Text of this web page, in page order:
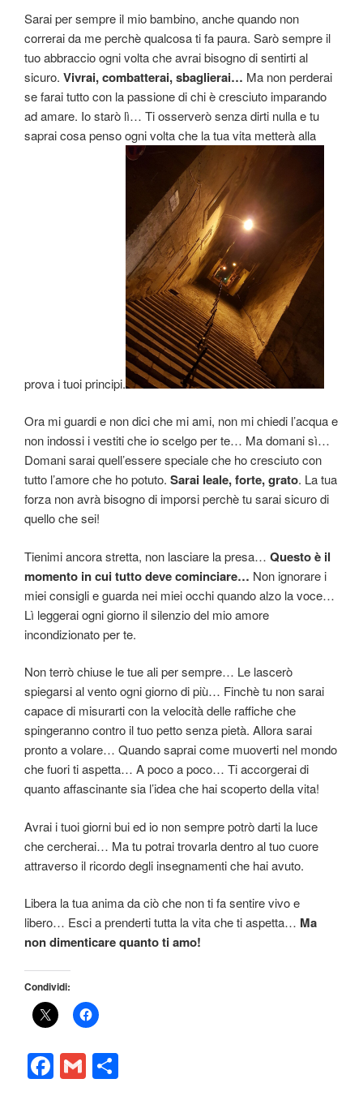
Sarai per sempre il mio bambino, anche quando non
correrai da me perchè qualcosa ti fa paura. Sarò sempre il
tuo abbraccio ogni volta che avrai bisogno di sentirti al
sicuro. Vivrai, combatterai, sbaglierai… Ma non perderai
se farai tutto con la passione di chi è cresciuto imparando
ad amare. Io starò lì… Ti osserverò senza dirti nulla e tu
saprai cosa penso ogni volta che la tua vita metterà alla
prova i tuoi principi.
Ora mi guardi e non dici che mi ami, non mi chiedi l’acqua e
non indossi i vestiti che io scelgo per te… Ma domani sì…
Domani sarai quell’essere speciale che ho cresciuto con
tutto l’amore che ho potuto. Sarai leale, forte, grato. La tua
forza non avrà bisogno di imporsi perchè tu sarai sicuro di
quello che sei!
Tienimi ancora stretta, non lasciare la presa… Questo è il
momento in cui tutto deve cominciare… Non ignorare i
miei consigli e guarda nei miei occhi quando alzo la voce…
Lì leggerai ogni giorno il silenzio del mio amore
incondizionato per te.
Non terrò chiuse le tue ali per sempre… Le lascerò
spiegarsi al vento ogni giorno di più… Finchè tu non sarai
capace di misurarti con la velocità delle raffiche che
spingeranno contro il tuo petto senza pietà. Allora sarai
pronto a volare… Quando saprai come muoverti nel mondo
che fuori ti aspetta… A poco a poco… Ti accorgerai di
quanto affascinante sia l’idea che hai scoperto della vita!
Avrai i tuoi giorni bui ed io non sempre potrò darti la luce
che cercherai… Ma tu potrai trovarla dentro al tuo cuore
attraverso il ricordo degli insegnamenti che hai avuto.
Libera la tua anima da ciò che non ti fa sentire vivo e
libero… Esci a prenderti tutta la vita che ti aspetta… Ma
non dimenticare quanto ti amo!
Condividi:
F G